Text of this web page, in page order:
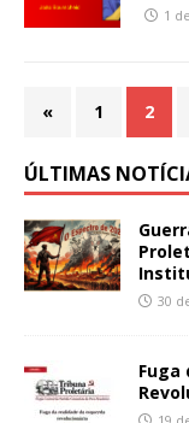
1
« 1 2
ÚLTIMAS
30
Fuga